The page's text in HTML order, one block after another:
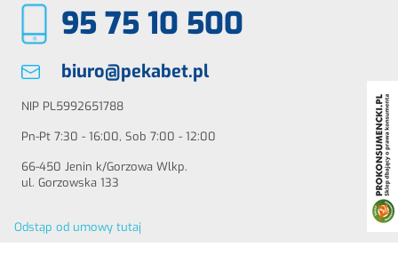
95 75 10 500
biuro@pekabet.pl
NIP PL5992651788
Pn-Pt 7:30 - 16:00, Sob 7:00 - 12:00
66-450 Jenin k/Gorzowa Wlkp.
ul. Gorzowska 133
Odstąp od umowy tutaj